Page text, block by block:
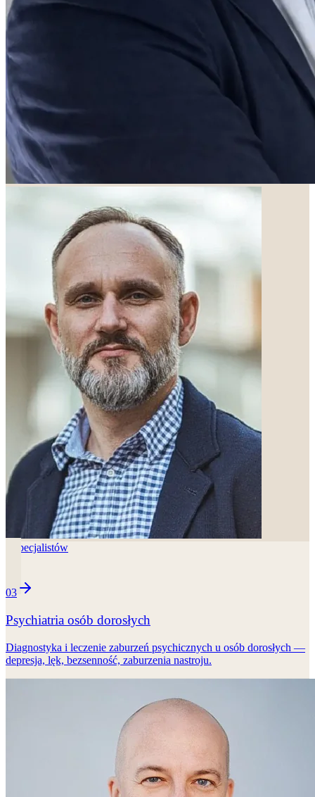
specjalistów
03
Psychiatria osób dorosłych
Diagnostyka i leczenie zaburzeń psychicznych u osób dorosłych —
depresja, lęk, bezsenność, zaburzenia nastroju.